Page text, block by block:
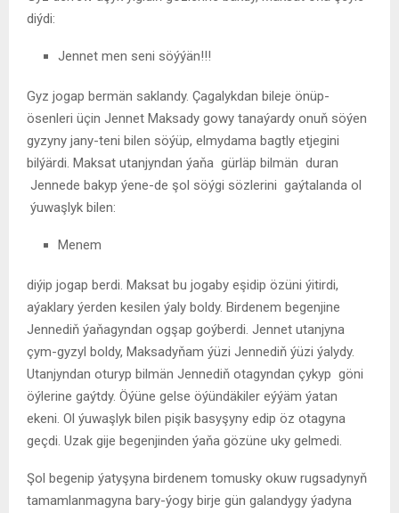
diýdi:
Jennet men seni söýýän!!!
Gyz jogap bermän saklandy. Çagalykdan bileje önüp-
ösenleri üçin Jennet Maksady gowy tanaýardy onuň söýen
gyzyny jany-teni bilen söýüp, elmydama bagtly etjegini
bilýärdi. Maksat utanjyndan ýaňa gürläp bilmän duran
Jennede bakyp ýene-de şol söýgi sözlerini gaýtalanda ol
ýuwaşlyk bilen:
Menem
diýip jogap berdi. Maksat bu jogaby eşidip özüni ýitirdi,
aýaklary ýerden kesilen ýaly boldy. Birdenem begenjine
Jennediň ýaňagyndan ogşap goýberdi. Jennet utanjyna
çym-gyzyl boldy, Maksadyňam ýüzi Jennediň ýüzi ýalydy.
Utanjyndan oturyp bilmän Jennediň otagyndan çykyp göni
öýlerine gaýtdy. Öýüne gelse öýündäkiler eýýäm ýatan
ekeni. Ol ýuwaşlyk bilen pişik basyşyny edip öz otagyna
geçdi. Uzak gije begenjinden ýaňa gözüne uky gelmedi.
Şol begenip ýatyşyna birdenem tomusky okuw rugsadynyň
tamamlanmagyna bary-ýogy birje gün galandygy ýadyna